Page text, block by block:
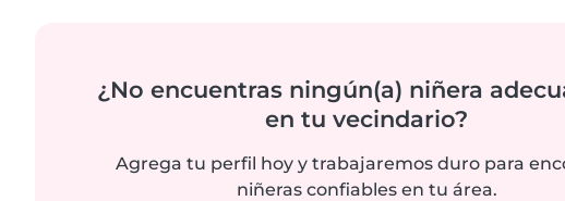
¿No encuentras ningún(a) niñera
en tu vecindario?
Agrega tu perfil hoy y trabajaremos duro para
niñeras confiables en tu área.